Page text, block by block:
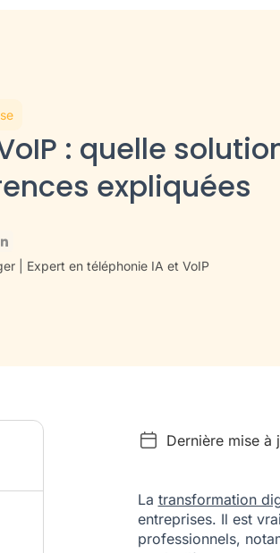
: quelle
expliquées
| Expert en téléphonie IA et VoIP
Dernière mise à
La transformation
entreprises. Il est
professionnels,